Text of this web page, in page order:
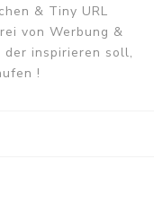
& Tiny URL
von Werbung &
der inspirieren soll,
!